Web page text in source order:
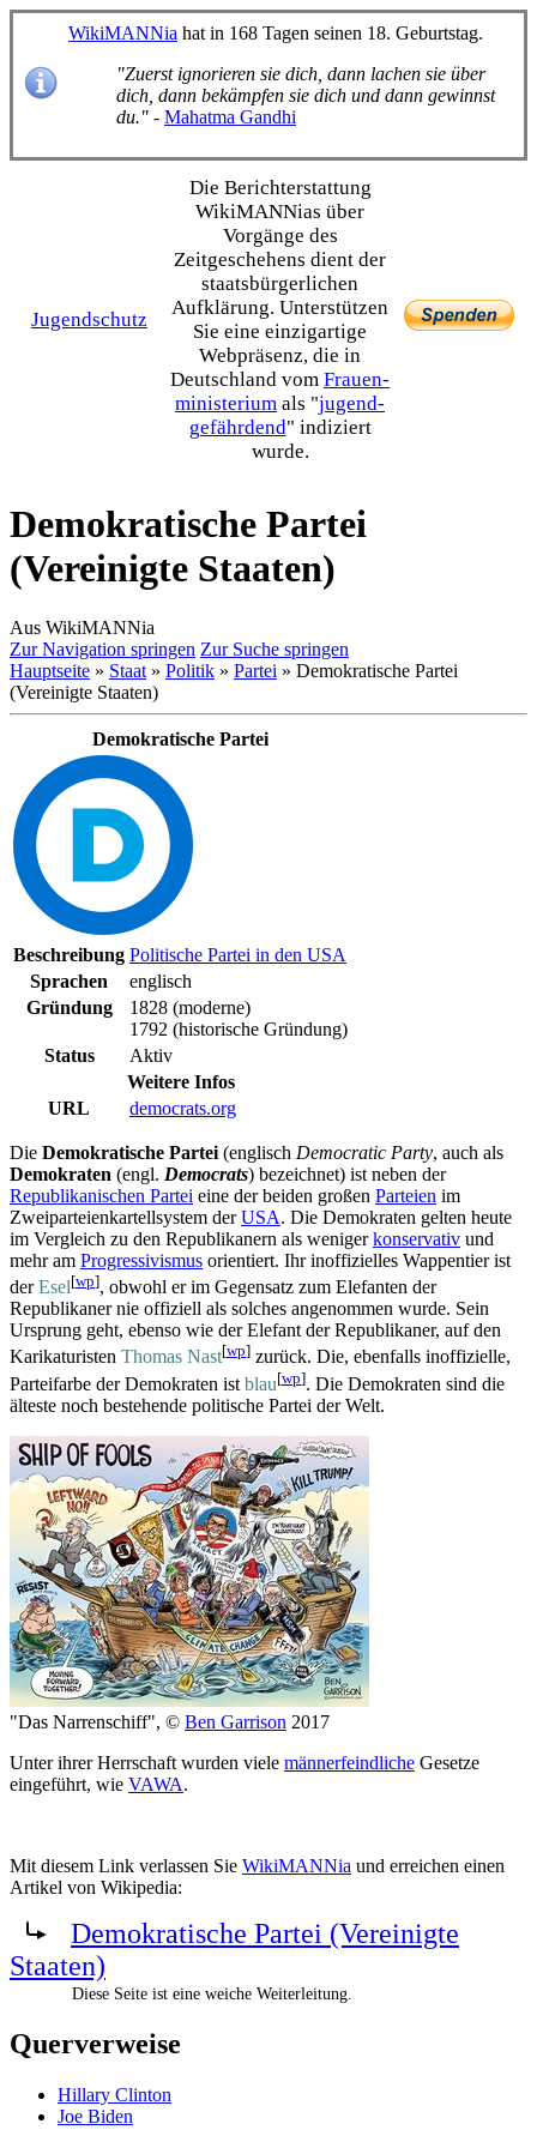
WikiMANNia hat in 168 Tagen seinen 18. Geburtstag.
"Zuerst ignorieren sie dich, dann lachen sie über
dich, dann bekämpfen sie dich und dann gewinnst
du." - Mahatma Gandhi
Jugendschutz
Die Bericht­erstattung
WikiMANNias über
Vorgänge des
Zeitgeschehens dient der
staats­bürgerlichen
Aufklärung. Unterstützen
Sie eine einzig­artige
Webpräsenz, die in
Deutschland vom Frauen­
ministerium als "jugend­
gefährdend" indiziert
wurde.
Demokratische Partei
(Vereinigte Staaten)
Aus WikiMANNia
Zur Navigation springen Zur Suche springen
Hauptseite » Staat » Politik » Partei » Demokratische Partei
(Vereinigte Staaten)
Demokratische Partei
Beschreibung Politische Partei in den USA
Sprachen
englisch
Gründung
1828 (moderne)
1792 (historische Gründung)
Status
Aktiv
Weitere Infos
URL
democrats.org
Die Demokratische Partei (englisch Democratic Party, auch als
Demokraten (engl. Democrats) bezeichnet) ist neben der
Republikanischen Partei eine der beiden großen Parteien im
Zweiparteien­kartell­system derUSA. Die Demokraten gelten heute
im Vergleich zu den Republikanern als wenigerkonservativ und
mehr am Progressivismus orientiert. Ihr inoffizielles Wappentier ist
derEsel[wp], obwohl er im Gegensatz zum Elefanten der
Republikaner nie offiziell als solches angenommen wurde. Sein
Ursprung geht, ebenso wie der Elefant der Republikaner, auf den
Karikaturisten Thomas Nast[wp] zurück. Die, ebenfalls inoffizielle,
Parteifarbe der Demokraten ist blau[wp]. Die Demokraten sind die
älteste noch bestehende politische Partei der Welt.
"Das Narrenschiff", © Ben Garrison 2017
Unter ihrer Herrschaft wurden viele männerfeindliche Gesetze
eingeführt, wie VAWA.
Mit diesem Link verlassen Sie WikiMANNia und erreichen einen
Artikel von Wikipedia:
Demokratische Partei (Vereinigte
Staaten)
Diese Seite ist eine weiche Weiterleitung.
Querverweise
Hillary Clinton
Joe Biden